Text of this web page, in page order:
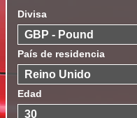
Divisa
País de residencia
Edad